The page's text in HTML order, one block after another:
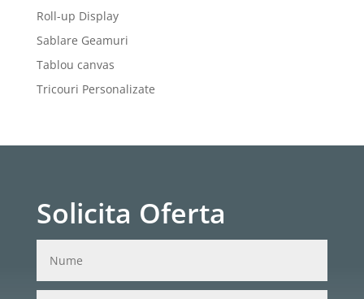
Roll-up Display
Sablare Geamuri
Tablou canvas
Tricouri Personalizate
Solicita Oferta